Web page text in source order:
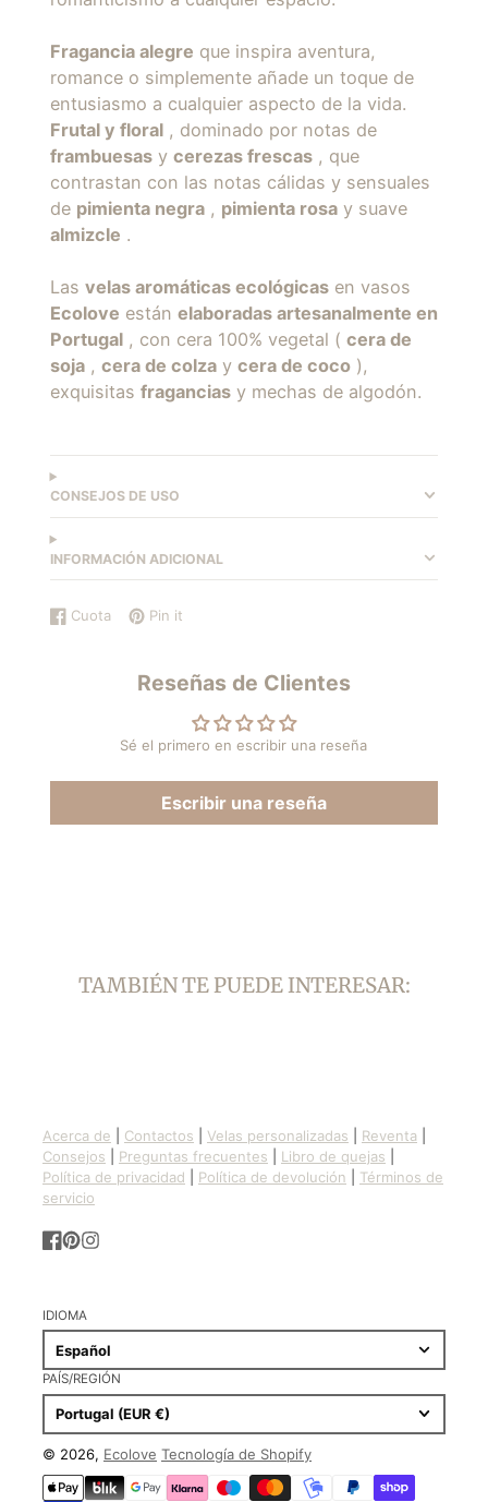
Fragancia alegre que inspira aventura,
romance o simplemente añade un toque de
entusiasmo a cualquier aspecto de la vida.
Frutal y floral, dominado por notas de
frambuesasy cerezas frescas, que
contrastan con las notas cálidas y sensuales
de pimienta negra, pimienta rosay suave
almizcle .
Las velas aromáticas ecológicasen vasos
Ecolove están elaboradas artesanalmente en
Portugal, con cera 100% vegetal ( cera de
soja, cera de colzay cera de coco),
exquisitas fraganciasy mechas de algodón.
CONSEJOS DE USO
INFORMACIÓN ADICIONAL
Cuota
Compartir
Se
Pin it
Guardar
Se
una
Reseñas de Clientes
Sé el primero en escribir una reseña
Escribir una reseña
TAMBIÉN TE PUEDE INTERESAR:
Acerca de Contactos Velas personalizadas Reventa
Consejos
Preguntas frecuentes Libro de quejas
Política de privacidad
Política de devolución
Términos de
servicio
IDIOMA
Español
PAÍS/REGIÓN
Portugal (EUR €)
© 2026, Ecolove Tecnología de Shopify
Formas